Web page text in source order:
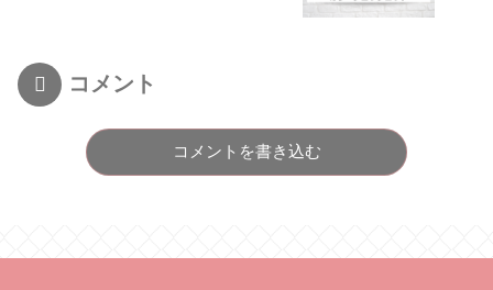
コメント
コメントを書き込む